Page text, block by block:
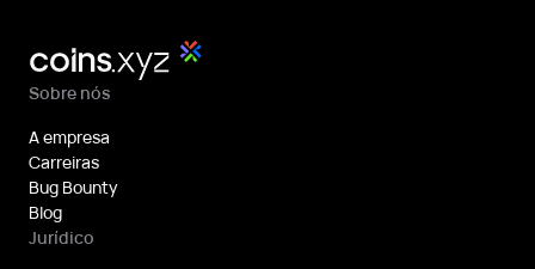
Sobre nós
A empresa
Carreiras
Bug Bounty
Blog
Jurídico